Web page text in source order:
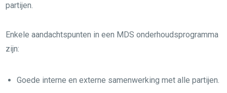
partijen.
Enkele aandachtspunten in een MDS onderhoudsprogramma
zijn:
Goede interne en externe samenwerking met alle partijen.